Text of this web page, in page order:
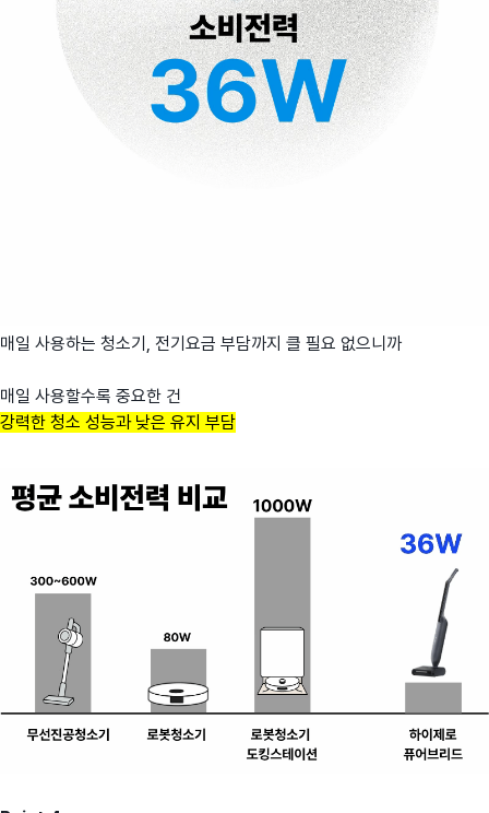
매일 사용하는 청소기, 전기요금 부담까지 클 필요 없으니까
매일 사용할수록 중요한 건
강력한 청소 성능과 낮은 유지 부담